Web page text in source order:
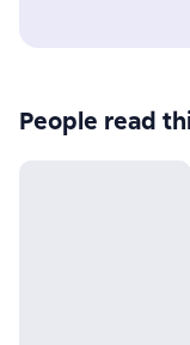
People read